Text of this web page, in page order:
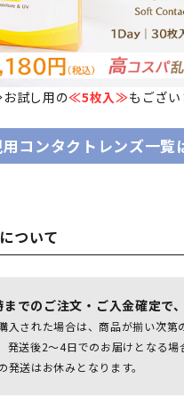
試し用の≪5枚入≫もござ
コンタクトレンズ一覧
ついて
でのご注文・ご入金確定で、
された場合は、商品が揃い次第
送後2～4日でのお届けとなる場
送はお休みとなります。